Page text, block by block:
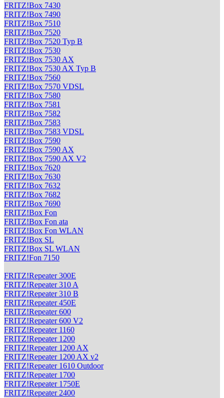
FRITZ!Box 7430
FRITZ!Box 7490
FRITZ!Box 7510
FRITZ!Box 7520
FRITZ!Box 7520 Typ B
FRITZ!Box 7530
FRITZ!Box 7530 AX
FRITZ!Box 7530 AX Typ B
FRITZ!Box 7560
FRITZ!Box 7570 VDSL
FRITZ!Box 7580
FRITZ!Box 7581
FRITZ!Box 7582
FRITZ!Box 7583
FRITZ!Box 7583 VDSL
FRITZ!Box 7590
FRITZ!Box 7590 AX
FRITZ!Box 7590 AX V2
FRITZ!Box 7620
FRITZ!Box 7630
FRITZ!Box 7632
FRITZ!Box 7682
FRITZ!Box 7690
FRITZ!Box Fon
FRITZ!Box Fon ata
FRITZ!Box Fon WLAN
FRITZ!Box SL
FRITZ!Box SL WLAN
FRITZ!Fon 7150
FRITZ!Repeater 300E
FRITZ!Repeater 310 A
FRITZ!Repeater 310 B
FRITZ!Repeater 450E
FRITZ!Repeater 600
FRITZ!Repeater 600 V2
FRITZ!Repeater 1160
FRITZ!Repeater 1200
FRITZ!Repeater 1200 AX
FRITZ!Repeater 1200 AX v2
FRITZ!Repeater 1610 Outdoor
FRITZ!Repeater 1700
FRITZ!Repeater 1750E
FRITZ!Repeater 2400